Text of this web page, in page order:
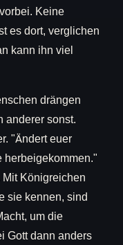
Keine
es dort, verglichen
kann ihn viel
drängen
anderer sonst.
"Ändert euer
herbeigekommen."
Königreichen
sie kennen, sind
um die
Gott dann anders